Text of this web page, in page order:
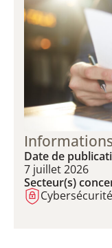
Date de
7 juillet 2026
Secteur(s)
Cybersécurité